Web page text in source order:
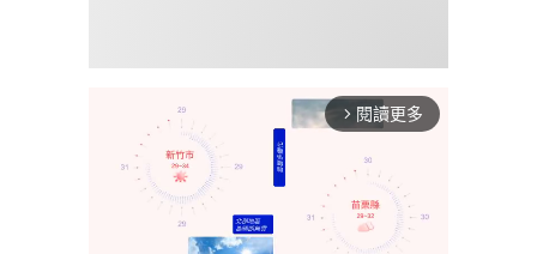
arrow_forward_ios 閱讀更多